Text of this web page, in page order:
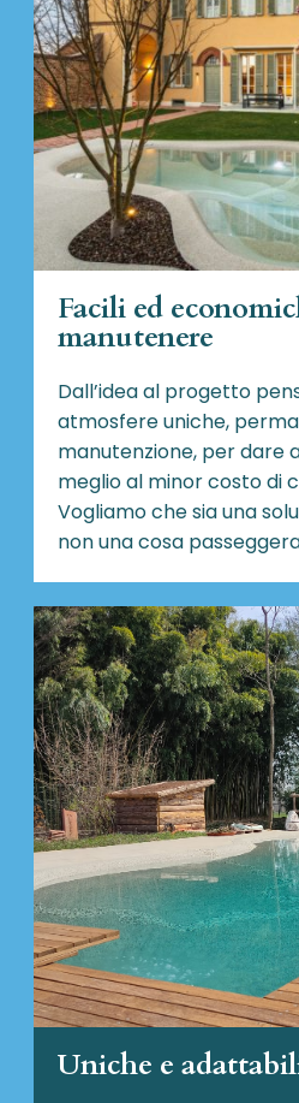
Facili ed
manutenere
Dall’idea al progetto
atmosfere uniche,
manutenzione, per dare
meglio al minor costo di
Vogliamo che sia una
non una cosa
Uniche e